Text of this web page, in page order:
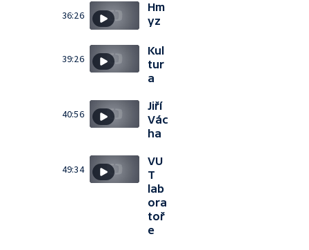
36:26
Hm
yz
39:26
Kul
tur
a
40:56
Jiří
Vác
ha
49:34
VU
T
lab
ora
toř
e